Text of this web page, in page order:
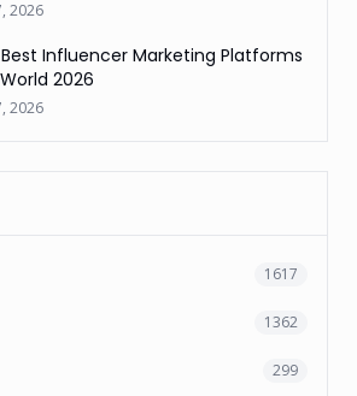
2026
Best Influencer Marketing Platforms
2026
2026
1617
1362
299